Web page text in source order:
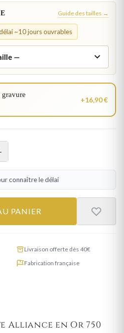
Guide des tailles →
~10 jours ouvrables
+16,90 €
connaître le délai
PANIER
Livraison offerte dès 40€
Fabrication française
Alliance en Or 750